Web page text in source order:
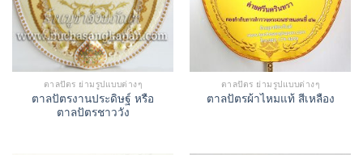
ตาลปัตร ย่ามรูปแบบต่างๆ
ตาลปัตรงานประดิษฐ์ หรือ
ตาลปัตรชาววัง
ตาลปัตร ย่ามรูปแบบต่างๆ
ตาลปัตรผ้าไหมแท้ สีเหลือง